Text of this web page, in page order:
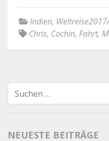
Indien,
Chris, Cochin, Fahrt,
Suchen
nach:
NEUESTE BEITRÄGE